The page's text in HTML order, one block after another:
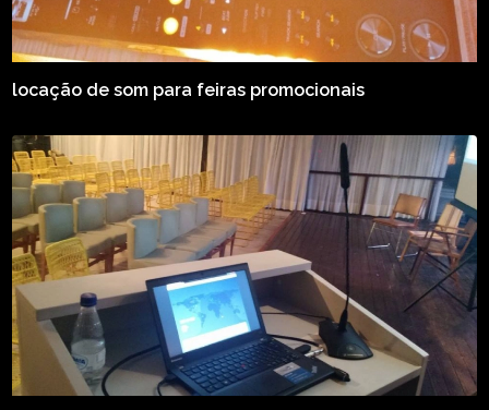
locação de som para feiras promocionais